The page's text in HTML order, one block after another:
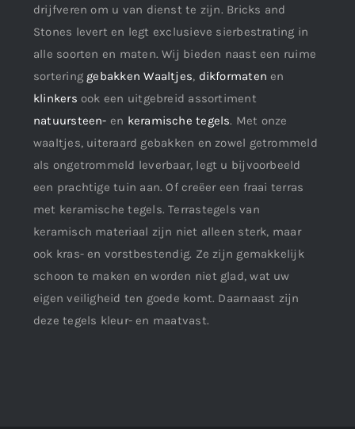
drijfveren om u van dienst te zijn. Bricks and
Stones levert en legt exclusieve sierbestrating in
alle soorten en maten. Wij bieden naast een ruime
sortering gebakken Waaltjes, dikformaten en
klinkers ook een uitgebreid assortiment
natuursteen- en keramische tegels. Met onze
waaltjes, uiteraard gebakken en zowel getrommeld
als ongetrommeld leverbaar, legt u bijvoorbeeld
een prachtige tuin aan. Of creëer een fraai terras
met keramische tegels. Terrastegels van
keramisch materiaal zijn niet alleen sterk, maar
ook kras- en vorstbestendig. Ze zijn gemakkelijk
schoon te maken en worden niet glad, wat uw
eigen veiligheid ten goede komt. Daarnaast zijn
deze tegels kleur- en maatvast.